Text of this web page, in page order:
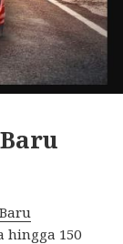
hingga 150